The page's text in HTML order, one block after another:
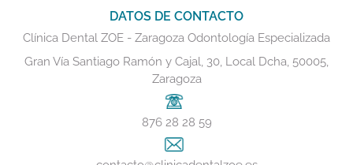
DATOS DE CONTACTO
Clínica Dental ZOE - Zaragoza Odontología Especializada
Gran Vía Santiago Ramón y Cajal, 30, Local Dcha, 50005,
Zaragoza
876 28 28 59